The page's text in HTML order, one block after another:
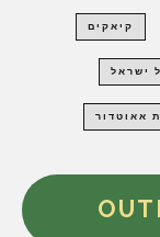
קיאקים
ישראל
אאוטדור